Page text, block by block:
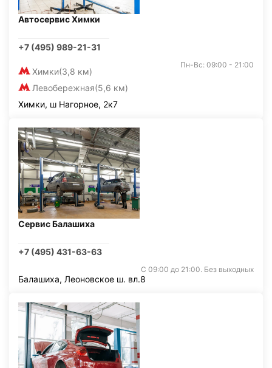
Автосервис Химки
+7 (495) 989-21-31
Химки(3,8 км)
Левобережная(5,6 км)
Пн-Вс: 09:00 - 21:00
Химки, ш Нагорное, 2к7
Сервис Балашиха
+7 (495) 431-63-63
С 09:00 до 21:00. Без выходных
Балашиха, Леоновское ш. вл.8